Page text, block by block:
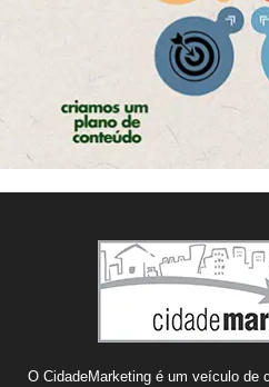
O CidadeMarketing é um veículo de